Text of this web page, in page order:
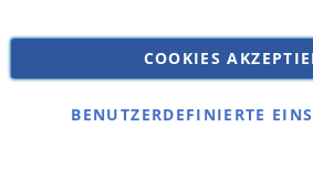
Datenschutz
Impressum
Kontakt
COOKIES
BENUTZERDEFINIERTE